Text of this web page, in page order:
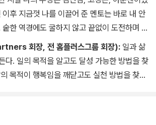
후 지금껏 나를 이끌어 준 멘토는 바로 내 안
한 역경에도 굴하지 않고 끝없이 도전하며 정
스로 자신의 멘토가 되어 살아가는 삶의 가치
토>는 그래서 내게 더욱 소중한 책이다.
회장, 전 홈플러스그룹 회장): 일과 삶
다. 일의 목적을 알고도 달성 가능한 방법을 찾
목적이 행복임을 깨닫고도 실천 방법을 찾는
들에게 행복을 찾아 주는 조타수 같은 책이